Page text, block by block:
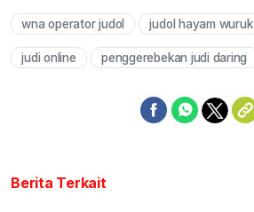
wna operator judol judol hayam wuruk
judi online penggerebekan judi daring
Berita Terkait